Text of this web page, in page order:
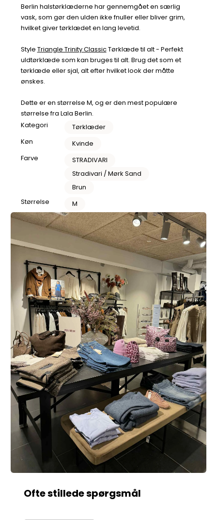
Berlin halstørklæderne har gennemgået en særlig
vask, som gør den ulden ikke fnuller eller bliver grim,
hvilket giver tørklædet en lang levetid.
Style Triangle Trinity ClassicTørklæde til alt - Perfekt
uldtørklæde som kan bruges til alt. Brug det som et
tørklæde eller sjal, alt efter hvilket look der måtte
ønskes.
Dette er en størrelse M, og er den mest populære
størrelse fra Lala Berlin.
Kategori
Tørklæder
Køn
Kvinde
Farve
STRADIVARI
Stradivari / Mørk Sand
Brun
Størrelse
M